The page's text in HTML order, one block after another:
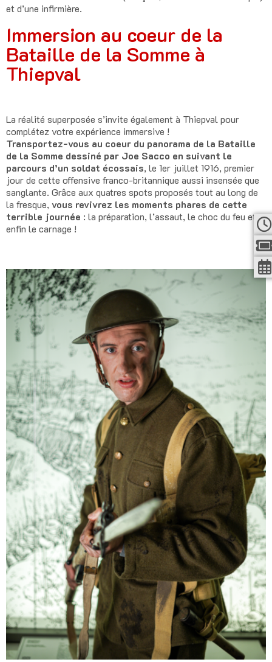
et d’une infirmière.
Immersion au coeur de la
Bataille de la Somme à
Thiepval
La réalité superposée s’invite également à Thiepval pour
complétez votre expérience immersive !
Transportez-vous au coeur du panorama de la Bataille
de la Somme dessiné par Joe Sacco en suivant le
parcours d’un soldat écossais, le 1er juillet 1916, premier
jour de cette offensive franco-britannique aussi insensée que
sanglante. Grâce aux quatres spots proposés tout au long de
la fresque, vous revivrez les moments phares de cette
terrible journée : la préparation, l’assaut, le choc du feu et
enfin le carnage !